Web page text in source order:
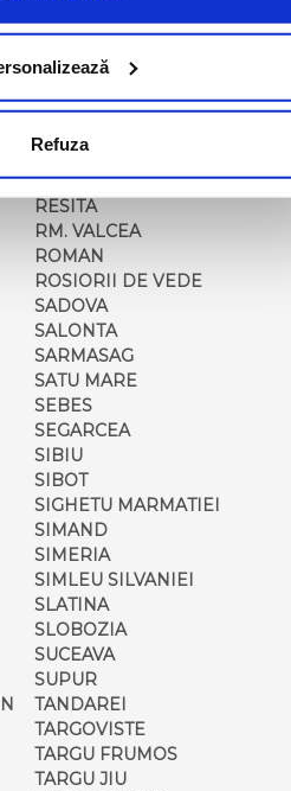
Refuza
PITESTI
PLOIESTI
POIANA MARE
RAST
REGHIN
RESITA
RM. VALCEA
ROMAN
ROSIORII DE VEDE
SADOVA
SALONTA
SARMASAG
SATU MARE
SEBES
SEGARCEA
SIBIU
SIBOT
SIGHETU MARMATIEI
SIMAND
SIMERIA
SIMLEU SILVANIEI
SLATINA
SLOBOZIA
SUCEAVA
SUPUR
TANDAREI
TARGOVISTE
TARGU FRUMOS
TARGU JIU